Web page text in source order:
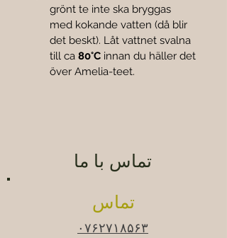
grönt te inte ska bryggas
med kokande vatten (då blir
det beskt). Låt vattnet svalna
till ca 80°C innan du häller det
över Amelia-teet.
تماس با ما
تماس
۰۷۶۲۷۱۸۵۶۳